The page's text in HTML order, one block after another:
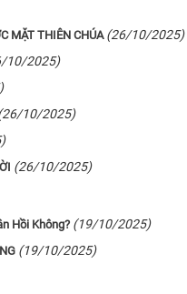
MẶT THIÊN CHÚA (26/10/2025)
10/2025)
10/2025)
(26/10/2025)
Hồi Không? (19/10/2025)
(19/10/2025)